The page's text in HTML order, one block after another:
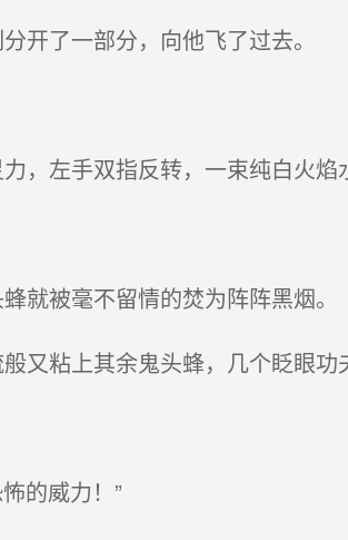
开了一部分，向他飞了过去。
，左手双指反转，一束纯白火焰
就被毫不留情的焚为阵阵黑烟。
又粘上其余鬼头蜂，几个眨眼功
的威力！”